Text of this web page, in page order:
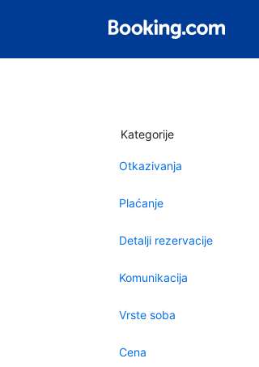
Kategorije
Otkazivanja
Plaćanje
Detalji rezervacije
Komunikacija
Vrste soba
Cena